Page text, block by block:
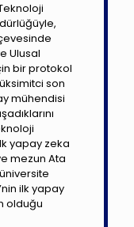
Ulusal
bir protokol
son
mühendisi
yapay zeka
mezun Ata
ilk yapay
olduğu